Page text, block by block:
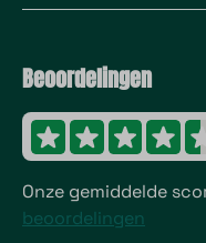
Beoordelingen
Onze gemiddelde
beoordelingen